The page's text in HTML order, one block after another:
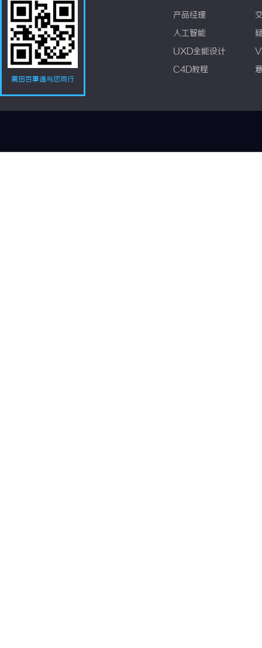
莆田百事通与您同行
产品经理
人工智能
UXD全能设计
C4D教程